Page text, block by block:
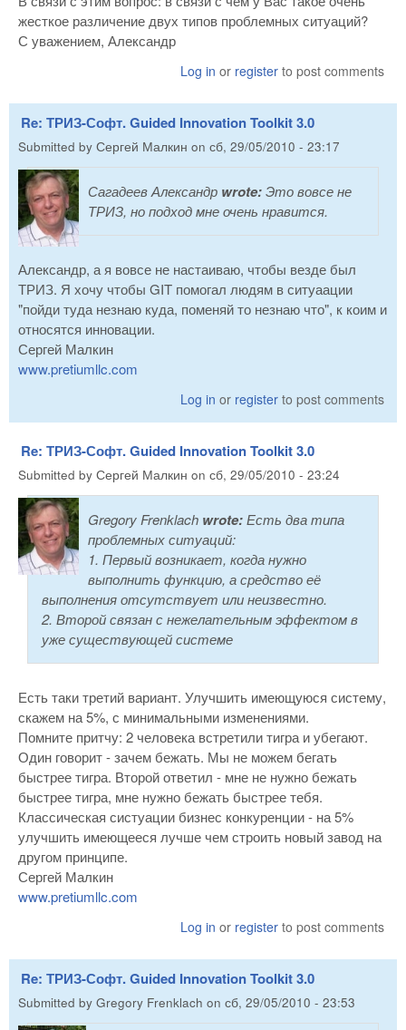
жесткое различение двух типов проблемных ситуаций?
С уважением, Александр
Log in or register to post comments
Re: ТРИЗ-Софт. Guided Innovation Toolkit 3.0
Submitted by Сергей Малкин on сб, 29/05/2010 - 23:17
Сагадеев Александр wrote:Это вовсе не
ТРИЗ, но подход мне очень нравится.
Александр, а я вовсе не настаиваю, чтобы везде был
ТРИЗ. Я хочу чтобы GIT помогал людям в ситуаации
"пойди туда незнаю куда, поменяй то незнаю что", к коим и
относятся инновации.
Сергей Малкин
www.pretiumllc.com
Log in or register to post comments
Re: ТРИЗ-Софт. Guided Innovation Toolkit 3.0
Submitted by Сергей Малкин on сб, 29/05/2010 - 23:24
Gregory Frenklach wrote:Есть два типа
проблемных ситуаций:
1. Первый возникает, когда нужно
выполнить функцию, а средство её
выполнения отсутствует или неизвестно.
2. Второй связан с нежелательным эффектом в
уже существующей системе
Есть таки третий вариант. Улучшить имеющуюся систему,
скажем на 5%, с минимальными изменениями.
Помните притчу: 2 человека встретили тигра и убегают.
Один говорит - зачем бежать. Мы не можем бегать
быстрее тигра. Второй ответил - мне не нужно бежать
быстрее тигра, мне нужно бежать быстрее тебя.
Классическая систуации бизнес конкуренции - на 5%
улучшить имеющееся лучше чем строить новый завод на
другом принципе.
Сергей Малкин
www.pretiumllc.com
Log in or register to post comments
Re: ТРИЗ-Софт. Guided Innovation Toolkit 3.0
Submitted by Gregory Frenklach on сб, 29/05/2010 - 23:53